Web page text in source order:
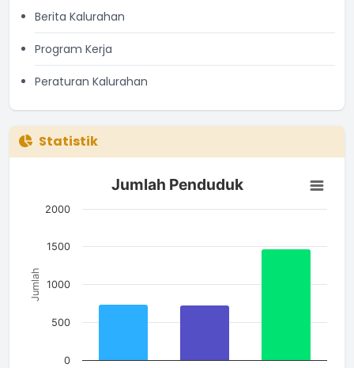
Berita Kalurahan
Program Kerja
Peraturan Kalurahan
Statistik
Jumlah Penduduk
Bar chart with 3 bars.
The chart has 1 X axis displaying categories.
Jumlah
Jumlah Penduduk
0
500
1000
1500
2000